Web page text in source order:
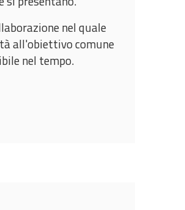
nel quale
all'obiettivo comune
nel tempo.